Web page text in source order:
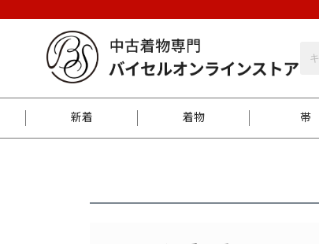
新着 着物 帯